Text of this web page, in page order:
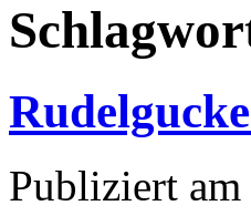
Publiziert am